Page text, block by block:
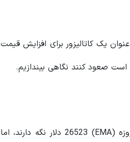
یک کاتالیزور برای افزایش قیمت
است صعود کنند نگاهی بیندازیم.
گاوها توانسته اند قیمت بیت کوین را بالاتر از میانگین متحرک نمایی 20 روزه (EMA) 26523 دلار نگه دارند، اما